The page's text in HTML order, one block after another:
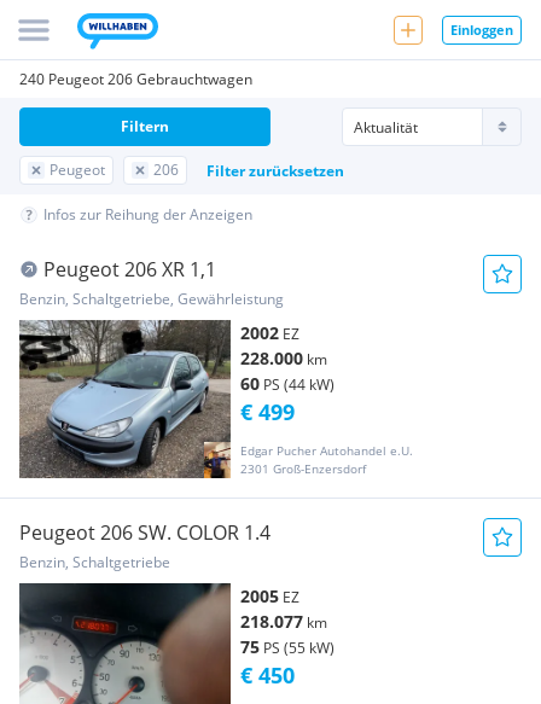
Einloggen
240 Peugeot 206 Gebrauchtwagen
Peugeot 206 Filter zurücksetzen
Filtern
Infos zur Reihung der Anzeigen
Peugeot 206 XR 1,1
Benzin, Schaltgetriebe, Gewährleistung
2002 EZ
228.000 km
60 PS (44 kW)
Edgar Pucher Autohandel e.U.
2301 Groß-Enzersdorf
€ 499
Peugeot 206 SW. COLOR 1.4
Benzin, Schaltgetriebe
2005 EZ
218.077 km
75 PS (55 kW)
€ 450